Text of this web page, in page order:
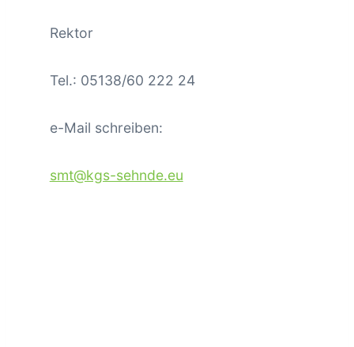
Rektor
Tel.: 05138/60 222 24
e-Mail schreiben:
smt@kgs-sehnde.eu